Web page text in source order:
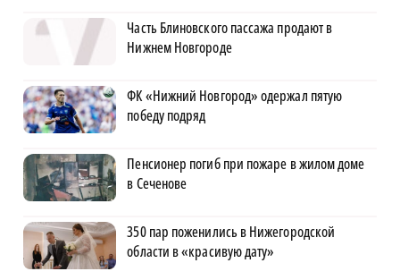
Часть Блиновского пассажа продают в
Нижнем Новгороде
ФК «Нижний Новгород» одержал пятую
победу подряд
Пенсионер погиб при пожаре в жилом доме
в Сеченове
350 пар поженились в Нижегородской
области в «красивую дату»